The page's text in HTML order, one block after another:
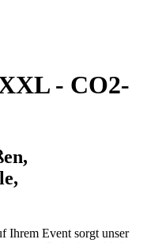
- CO2-
Ihrem Event sorgt unser